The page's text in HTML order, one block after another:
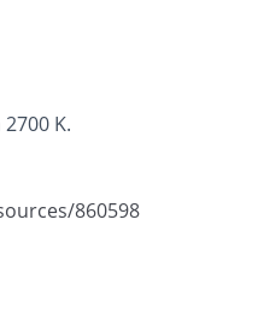
K.
860598